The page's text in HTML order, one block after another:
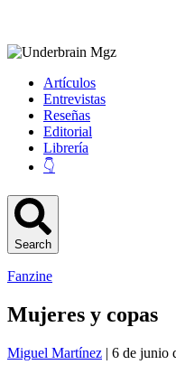
Artículos
Entrevistas
Reseñas
Editorial
Librería
👇
Search
Fanzine
Mujeres y copas
Miguel Martínez | 6 de junio